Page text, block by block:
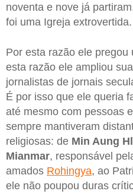
noventa e nove já
foi uma Igreja extrovertida.
Por esta razão ele
esta razão ele ampliou
jornalistas de jornais
É por isso que ele queria
até mesmo com pessoas
sempre mantiveram
religiosas: de Min Aung
Mianmar, responsável
amados Rohingya, ao
ele não poupou duras